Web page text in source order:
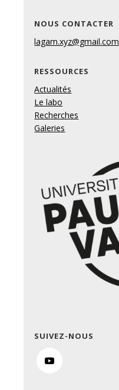
NOUS CONTACTER
lagam.xyz@gmail.com
RESSOURCES
Actualités
Le labo
Recherches
Galeries
SUIVEZ-NOUS